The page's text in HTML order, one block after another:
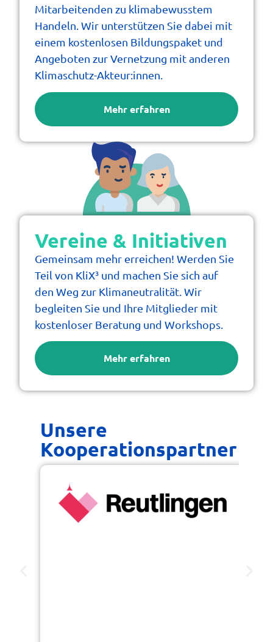
Adresse*
*
Spendensumme:
Mitarbeitenden zu klimabewusstem
Handeln. Wir unterstützen Sie dabei mit
einem kostenlosen Bildungspaket und
Angeboten zur Vernetzung mit anderen
Klimaschutz-Akteur:innen.
Mehr erfahren
Vereine & Initiativen
Gemeinsam mehr erreichen! Werden Sie
Teil von KliX³ und machen Sie sich auf
den Weg zur Klimaneutralität. Wir
begleiten Sie und Ihre Mitglieder mit
kostenloser Beratung und Workshops.
Mehr erfahren
Unsere
Kooperationspartner